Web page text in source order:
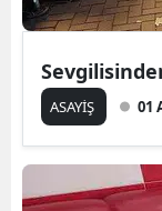
ASAYİŞ 01